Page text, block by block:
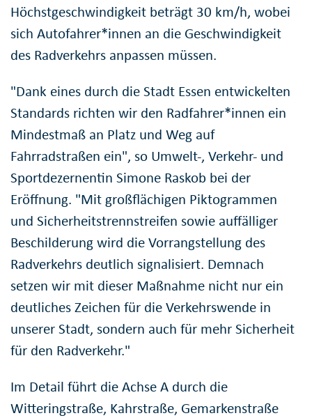
Höchstgeschwindigkeit beträgt 30 km/h, wobei
sich Autofahrer*innen an die Geschwindigkeit
des Radverkehrs anpassen müssen.
"Dank eines durch die Stadt Essen entwickelten
Standards richten wir den Radfahrer*innen ein
Mindestmaß an Platz und Weg auf
Fahrradstraßen ein", so Umwelt-, Verkehr- und
Sportdezernentin Simone Raskob bei der
Eröffnung. "Mit großflächigen Piktogrammen
und Sicherheitstrennstreifen sowie auffälliger
Beschilderung wird die Vorrangstellung des
Radverkehrs deutlich signalisiert. Demnach
setzen wir mit dieser Maßnahme nicht nur ein
deutliches Zeichen für die Verkehrswende in
unserer Stadt, sondern auch für mehr Sicherheit
für den Radverkehr."
Im Detail führt die Achse A durch die
Witteringstraße, Kahrstraße, Gemarkenstraße